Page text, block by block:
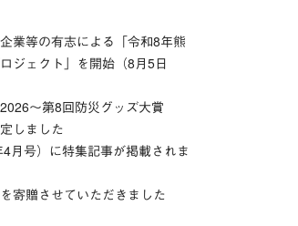
業等の有志による「令和8年熊
ジェクト」を開始（8月5日
〜第8回防災グッズ⼤賞
しました
月号）に特集記事が掲載されま
寄贈させていただきました